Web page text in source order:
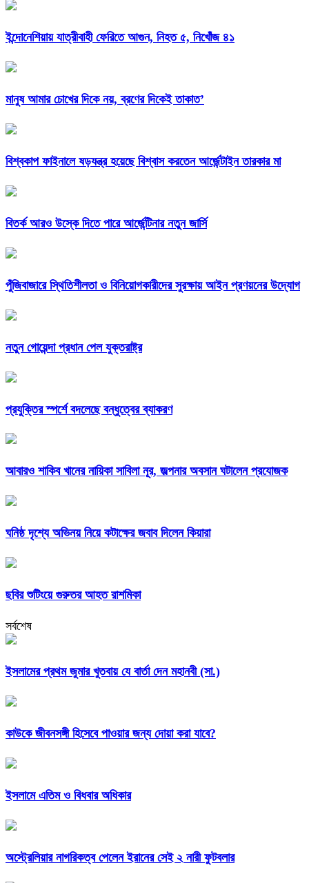
ইন্দোনেশিয়ায় যাত্রীবাহী ফেরিতে আগুন, নিহত ৫, নিখোঁজ ৪১
মানুষ আমার চোখের দিকে নয়, ব্রণের দিকেই তাকাত’
বিশ্বকাপ ফাইনালে ষড়যন্ত্র হয়েছে বিশ্বাস করতেন আর্জেন্টাইন তারকার মা
বিতর্ক আরও উস্কে দিতে পারে আর্জেন্টিনার নতুন জার্সি
পুঁজিবাজারে স্থিতিশীলতা ও বিনিয়োগকারীদের সুরক্ষায় আইন প্রণয়নের উদ্যোগ
নতুন গোয়েন্দা প্রধান পেল যুক্তরাষ্ট্র
প্রযুক্তির স্পর্শে বদলেছে বন্ধুত্বের ব্যাকরণ
আবারও শাকিব খানের নায়িকা সাবিলা নূর, জল্পনার অবসান ঘটালেন প্রযোজক
ঘনিষ্ঠ দৃশ্যে অভিনয় নিয়ে কটাক্ষের জবাব দিলেন কিয়ারা
ছবির শুটিংয়ে গুরুতর আহত রাশমিকা
সর্বশেষ
ইসলামের প্রথম জুমার খুতবায় যে বার্তা দেন মহানবী (সা.)
কাউকে জীবনসঙ্গী হিসেবে পাওয়ার জন্য দোয়া করা যাবে?
ইসলামে এতিম ও বিধবার অধিকার
অস্ট্রেলিয়ার নাগরিকত্ব পেলেন ইরানের সেই ২ নারী ফুটবলার